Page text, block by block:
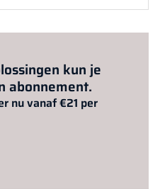
kun je
abonnement.
nu vanaf €21 per